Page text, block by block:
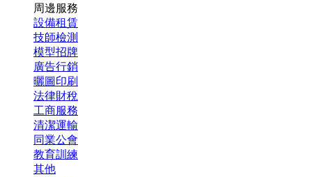
周邊服務
設備租賃
技師檢測
模型招牌
廣告行銷
曬圖印刷
法律財稅
工商服務
清潔運輸
同業公會
教育訓練
其他